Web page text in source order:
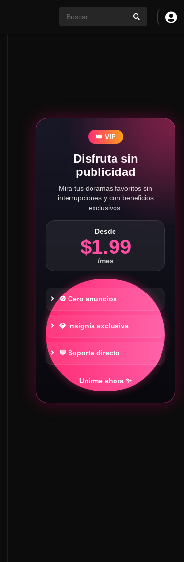
👑 VIP
Disfruta sin
publicidad
Mira tus doramas favoritos sin
interrupciones y con beneficios
exclusivos.
Desde
$1.99
/mes
🚫 Cero anuncios
💎 Insignia exclusiva
💬 Soporte directo
Unirme ahora ✨